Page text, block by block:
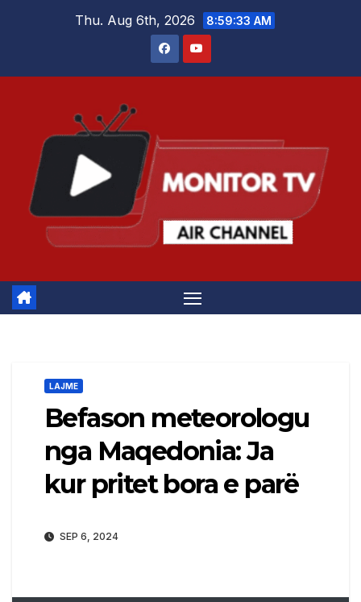
Thu. Aug 6th, 2026 8:59:33 AM
LAJME
Befason meteorologu
nga Maqedonia: Ja
kur pritet bora e parë
SEP 6, 2024